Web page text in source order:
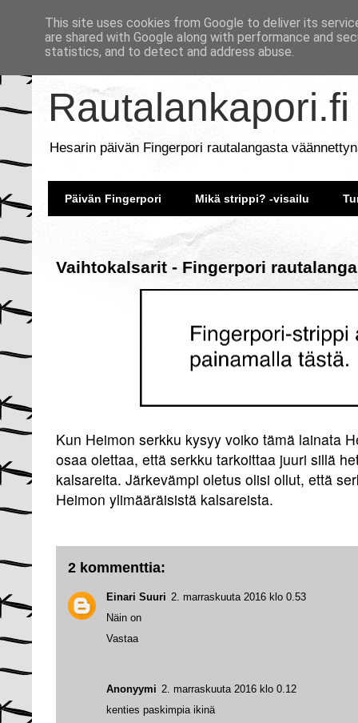
Rautalankapori.fi
Hesarin päivän Fingerpori rautalangasta
Päivän Fingerpori Mikä strippi? -visailu
Vaihtokalsarit - Fingerpori
Kun Heimon serkku kysyy voiko tämä lainata
osaa olettaa, että serkku tarkoittaa juuri sillä
kalsareita. Järkevämpi oletus olisi ollut, että
Heimon ylimääräisistä kalsareista.
2 kommenttia:
Anonyymi 2. marraskuuta 2016 klo 0.12
kenties paskimpia ikinä
Einari Suuri 2. marraskuuta 2016 klo 0.53
Näin on
Vastaa
This site uses cookies from Google to deliver its
are shared with Google along with performance and
statistics, and to detect and address abuse.